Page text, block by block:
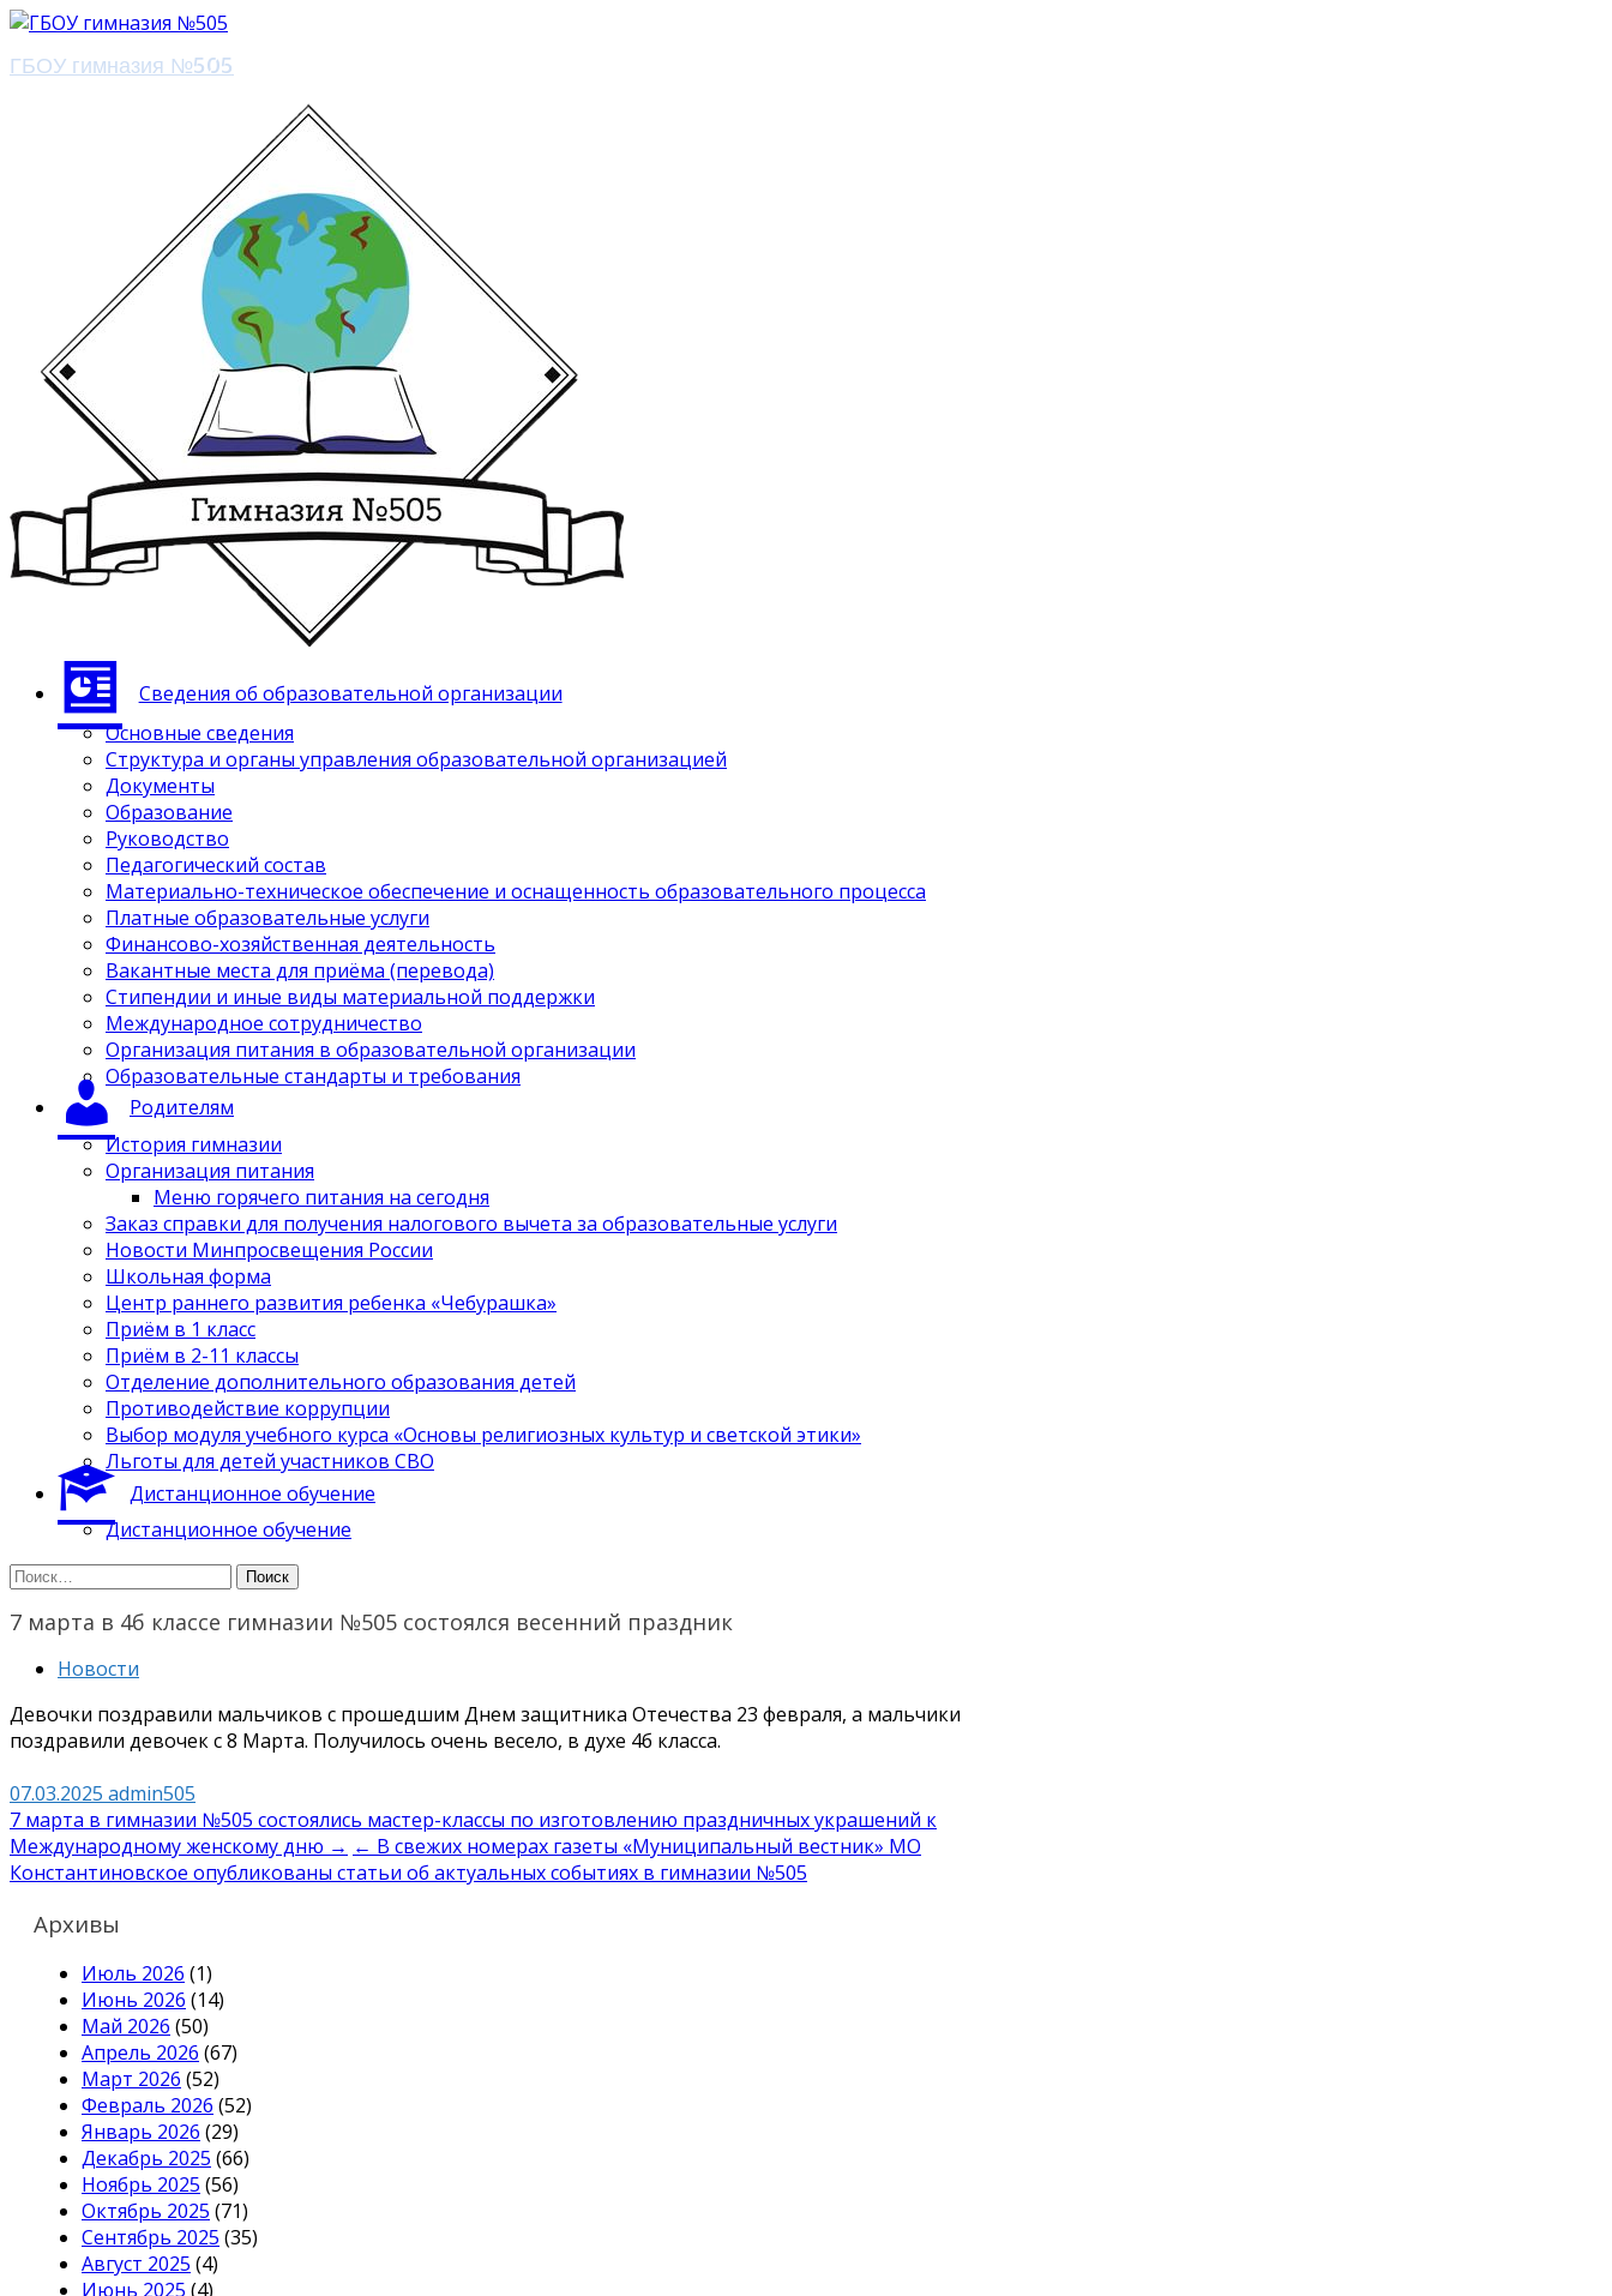
ГБОУ гимназия №505
Сведения об образовательной организации
Основные сведения
Структура и органы управления образовательной организацией
Документы
Образование
Руководство
Педагогический состав
Материально-техническое обеспечение и оснащенность образовательного процесса
Платные образовательные услуги
Финансово-хозяйственная деятельность
Вакантные места для приёма (перевода)
Стипендии и иные виды материальной поддержки
Международное сотрудничество
Организация питания в образовательной организации
Образовательные стандарты и требования
Родителям
История гимназии
Организация питания
Меню горячего питания на сегодня
Заказ справки для получения налогового вычета за образовательные услуги
Новости Минпросвещения России
Школьная форма
Центр раннего развития ребенка «Чебурашка»
Приём в 1 класс
Приём в 2-11 классы
Отделение дополнительного образования детей
Противодействие коррупции
Выбор модуля учебного курса «Основы религиозных культур и светской этики»
Льготы для детей участников СВО
Дистанционное обучение
Дистанционное обучение
Найти:
7 марта в 4б классе гимназии №505 состоялся весенний праздник
Новости
Девочки поздравили мальчиков с прошедшим Днем защитника Отечества 23 февраля, а мальчики
поздравили девочек с 8 Марта. Получилось очень весело, в духе 4б класса.
07.03.2025 admin505
Навигация
по
записям
7 марта в гимназии №505 состоялись мастер-классы по изготовлению праздничных украшений к
Международному женскому дню → ← В свежих номерах газеты «Муниципальный вестник» МО
Константиновское опубликованы статьи об актуальных событиях в гимназии №505
Архивы
Июль 2026 (1)
Июнь 2026 (14)
Май 2026 (50)
Апрель 2026 (67)
Март 2026 (52)
Февраль 2026 (52)
Январь 2026 (29)
Декабрь 2025 (66)
Ноябрь 2025 (56)
Октябрь 2025 (71)
Сентябрь 2025 (35)
Август 2025 (4)
Июнь 2025 (4)